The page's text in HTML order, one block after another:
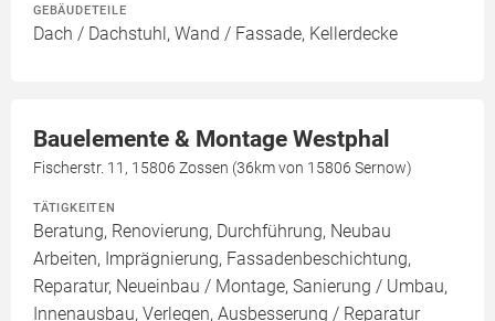
GEBÄUDETEILE
Dach / Dachstuhl, Wand / Fassade, Kellerdecke
Bauelemente & Montage Westphal
Fischerstr. 11, 15806 Zossen (36km von 15806 Sernow)
TÄTIGKEITEN
Beratung, Renovierung, Durchführung, Neubau
Arbeiten, Imprägnierung, Fassadenbeschichtung,
Reparatur, Neueinbau / Montage, Sanierung / Umbau,
Innenausbau, Verlegen, Ausbesserung / Reparatur